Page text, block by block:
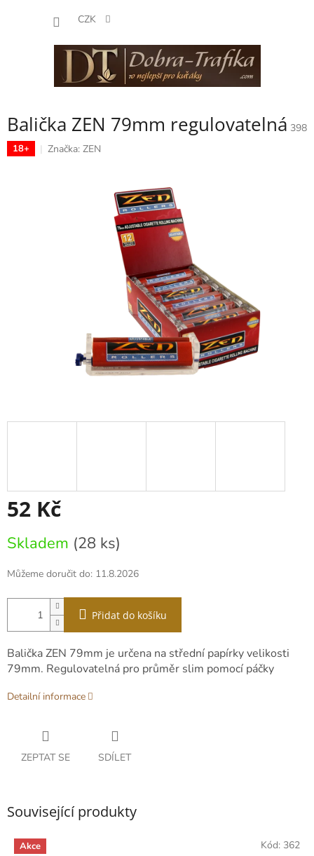
CZK
Balička ZEN 79mm regulovatelná 398
18+ Značka: ZEN
52 Kč
cena:
Skladem (28 ks)
Můžeme doručit do: 11.8.2026
Přidat do košíku
Balička ZEN 79mm je určena na střední papírky velikosti
79mm. Regulovatelná pro průměr slim pomocí páčky
Detailní informace
ZEPTAT SE SDÍLET
Související produkty
Akce
Kód: 362